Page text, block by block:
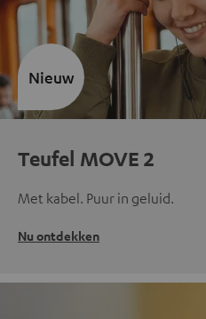
Teufel MOVE 2
Met kabel. Puur in geluid.
Nu ontdekken
Nieuw